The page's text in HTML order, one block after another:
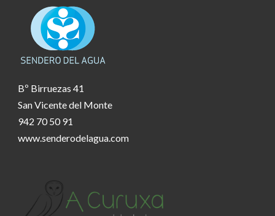
Bº Birruezas 41
San Vicente del Monte
942 70 50 91
www.senderodelagua.com